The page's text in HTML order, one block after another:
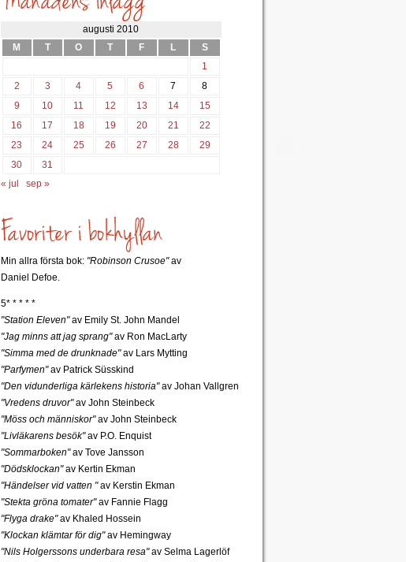
augusti 2010
M
T O T F L
S
1
2
3 4 5 6 7
8
9
10 11 12 13 14
15
16
17 18 19 20 21
22
23
24 25 26 27 28
29
30
31
« jul
sep »
Min allra första bok: "Robinson Crusoe"av
Daniel Defoe.
5* * * * *
"Station Eleven"av Emily St. John Mandel
"Jag minns att jag sprang"av Ron MacLarty
"Simma med de drunknade"av Lars Mytting
"Parfymen"av Patrick Süsskind
"Den vidunderliga kärlekens historia"av Johan Vallgren
"Vredens druvor"av John Steinbeck
"Möss och människor"av John Steinbeck
"Livläkarens besök"av P.O. Enquist
"Sommarboken"av Tove Jansson
"Dödsklockan"av Kertin Ekman
"Händelser vid vatten "av Kerstin Ekman
"Stekta gröna tomater"av Fannie Flagg
"Flyga drake"av Khaled Hossein
"Klockan klämtar för dig"av Hemingway
"Nils Holgerssons underbara resa"av Selma Lagerlöf